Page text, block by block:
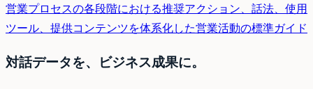
営業プロセスの各段階における推奨アクション、話法、使用
ツール、提供コンテンツを体系化した営業活動の標準ガイド
対話データを、ビジネス成果に。